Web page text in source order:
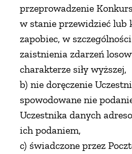
przeprowadzenie
w stanie przewidzieć lub
zapobiec, w
zaistnienia zdarzeń
charakterze siły wyższej,
b) nie doręczenie
spowodowane nie
Uczestnika danych
ich podaniem,
c) świadczone przez